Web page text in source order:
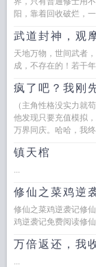
阳，靠着回收破烂，
武道封神，观
天地万物，世间武者
成，不存在的！若干
疯了吧？我刚
（主角性格没实力就
他发现只要充值模拟
万界同庆。哈哈，我
镇天棺
...
修仙之菜鸡逆
修仙之菜鸡逆袭记修
鸡逆袭记免费阅读修
万倍返还，我
...